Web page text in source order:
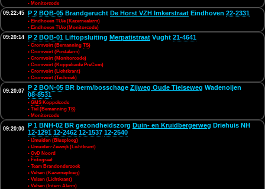
• Monitorcode
09:22:45 P 2 BOB-05 Brandgerucht De Horst VZH Imkerstraat Eindhoven 22-2331
• Eindhoven TU/e (Kazernealarm)
• Eindhoven TU/e (Monitorcode)
09:20:14 P 2 BOB-01 Liftopsluiting Merpatistraat Vught 21-4641
• Cromvoirt (Bemanning TS)
• Cromvoirt (Postalarm)
• Cromvoirt (Monitorcode)
• Cromvoirt (Koppelcode PreCom)
• Cromvoirt (Lichtkrant)
• Cromvoirt (Techniek)
09:20:07 P 2 BON-05 BR berm/bosschage Zijweg Oude Tielseweg Wadenoijen
08-8531
• GMS Koppelcode
• Tiel (Bemanning TS)
• Monitorcode
09:20:00 P 1 BNH-02 BR gezondheidszorg Duin- en Kruidbergerweg Driehuis NH
12-1291 12-2462 12-1537 12-2540
• IJmuiden (Blusploeg)
• IJmuiden-Zeewijk (Lichtkrant)
• OvD Noord
• Fotograaf
• Team Brandonderzoek
• Velsen (Kazerneploeg)
• Velsen (Lichtkrant)
• Velsen (Intern Alarm)